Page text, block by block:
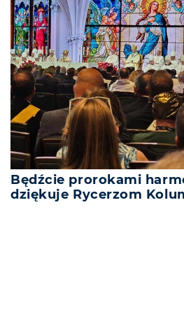
Będźcie prorokami
dziękuje Rycerzom